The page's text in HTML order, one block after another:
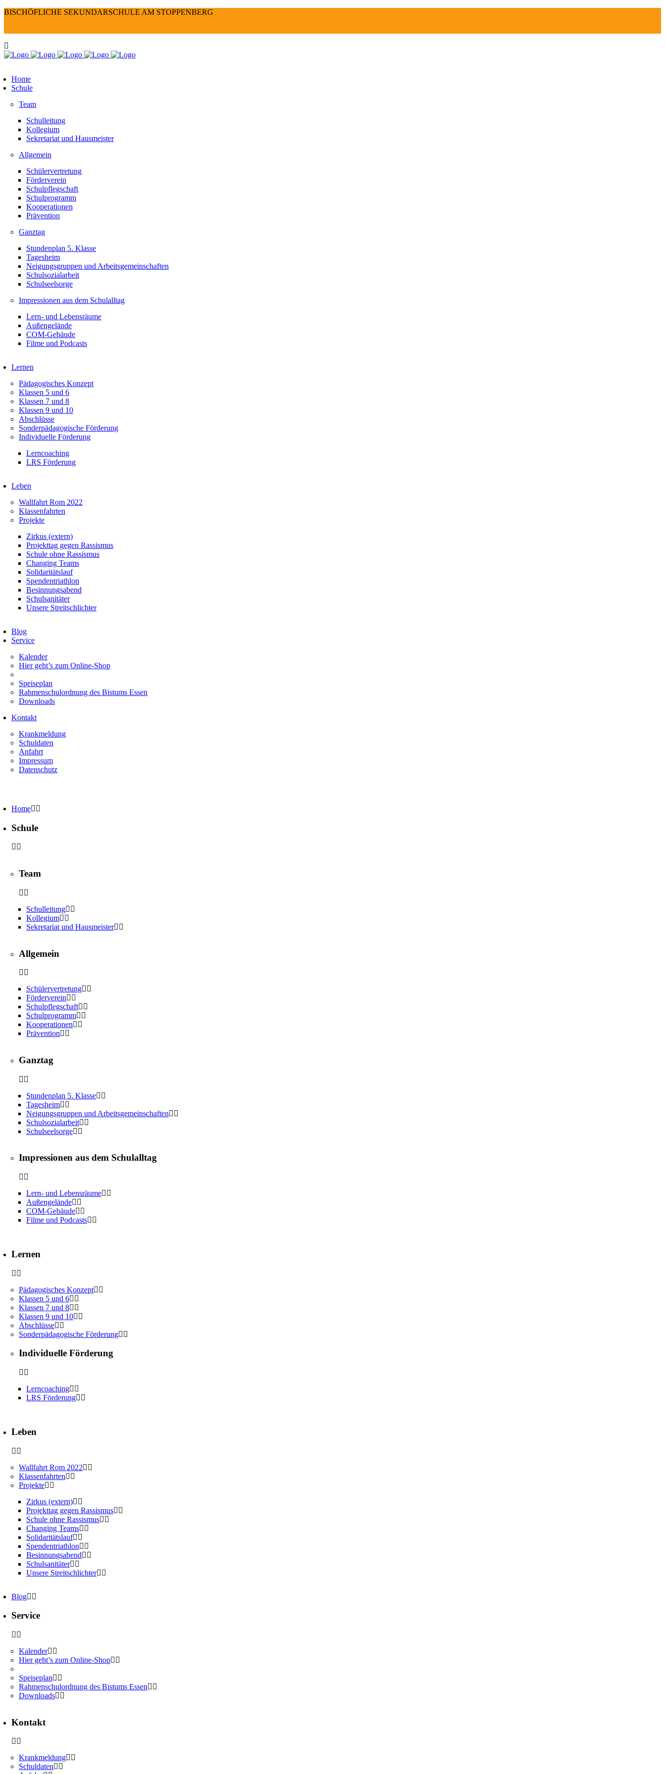
BISCHÖFLICHE SEKUNDARSCHULE AM STOPPENBERG
Home
Schule
Team
Schulleitung
Kollegium
Sekretariat und Hausmeister
Allgemein
Schülervertretung
Förderverein
Schulpflegschaft
Schulprogramm
Kooperationen
Prävention
Ganztag
Stundenplan 5. Klasse
Tagesheim
Neigungsgruppen und Arbeitsgemeinschaften
Schulsozialarbeit
Schulseelsorge
Impressionen aus dem Schulalltag
Lern- und Lebensräume
Außengelände
COM-Gebäude
Filme und Podcasts
Lernen
Pädagogisches Konzept
Klassen 5 und 6
Klassen 7 und 8
Klassen 9 und 10
Abschlüsse
Sonderpädagogische Förderung
Individuelle Förderung
Lerncoaching
LRS Förderung
Leben
Wallfahrt Rom 2022
Klassenfahrten
Projekte
Zirkus (extern)
Projekttag gegen Rassismus
Schule ohne Rassismus
Changing Teams
Solidaritätslauf
Spendentriathlon
Besinnungsabend
Schulsanitäter
Unsere Streitschlichter
Blog
Service
Kalender
Hier geht’s zum Online-Shop
Speiseplan
Rahmenschulordnung des Bistums Essen
Downloads
Kontakt
Krankmeldung
Schuldaten
Anfahrt
Impressum
Datenschutz
Home
Schule
Team
Schulleitung
Kollegium
Sekretariat und Hausmeister
Allgemein
Schülervertretung
Förderverein
Schulpflegschaft
Schulprogramm
Kooperationen
Prävention
Ganztag
Stundenplan 5. Klasse
Tagesheim
Neigungsgruppen und Arbeitsgemeinschaften
Schulsozialarbeit
Schulseelsorge
Impressionen aus dem Schulalltag
Lern- und Lebensräume
Außengelände
COM-Gebäude
Filme und Podcasts
Lernen
Pädagogisches Konzept
Klassen 5 und 6
Klassen 7 und 8
Klassen 9 und 10
Abschlüsse
Sonderpädagogische Förderung
Individuelle Förderung
Lerncoaching
LRS Förderung
Leben
Wallfahrt Rom 2022
Klassenfahrten
Projekte
Zirkus (extern)
Projekttag gegen Rassismus
Schule ohne Rassismus
Changing Teams
Solidaritätslauf
Spendentriathlon
Besinnungsabend
Schulsanitäter
Unsere Streitschlichter
Blog
Service
Kalender
Hier geht’s zum Online-Shop
Speiseplan
Rahmenschulordnung des Bistums Essen
Downloads
Kontakt
Krankmeldung
Schuldaten